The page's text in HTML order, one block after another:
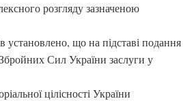
розгляду зазначеною
установлено, що на підставі подання
Сил України заслуги у
цілісності України